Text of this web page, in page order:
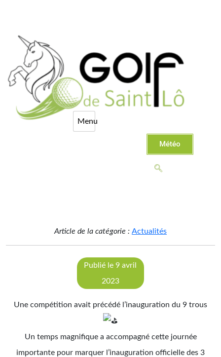
Météo
Article de la catégorie : Actualités
Publié le 9 avril
2023
Une compétition avait précédé l’inauguration du 9 trous
Un temps magnifique a accompagné cette journée
importante pour marquer l’inauguration officielle des 3